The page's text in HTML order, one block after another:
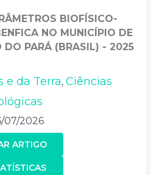
BIOFÍSICO-
NO MUNICÍPIO DE
DO PARÁ (BRASIL) - 2025
e da Terra, Ciências
07/2026
ARTIGO